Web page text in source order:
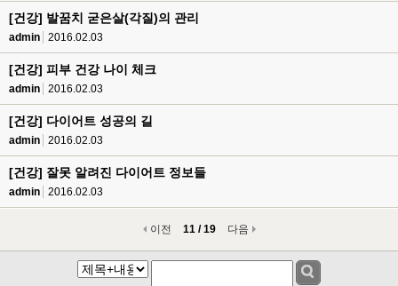
[건강] 발꿈치 굳은살(각질)의 관리
admin 2016.02.03
[건강] 피부 건강 나이 체크
admin 2016.02.03
[건강] 다이어트 성공의 길
admin 2016.02.03
[건강] 잘못 알려진 다이어트 정보들
admin 2016.02.03
이전 11 / 19 다음